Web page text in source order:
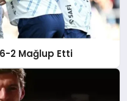
2 Mağlup Etti